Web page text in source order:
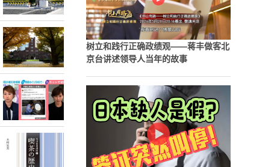
树立和践行正确政绩观——蒋丰做客北
京台讲述领导人当年的故事